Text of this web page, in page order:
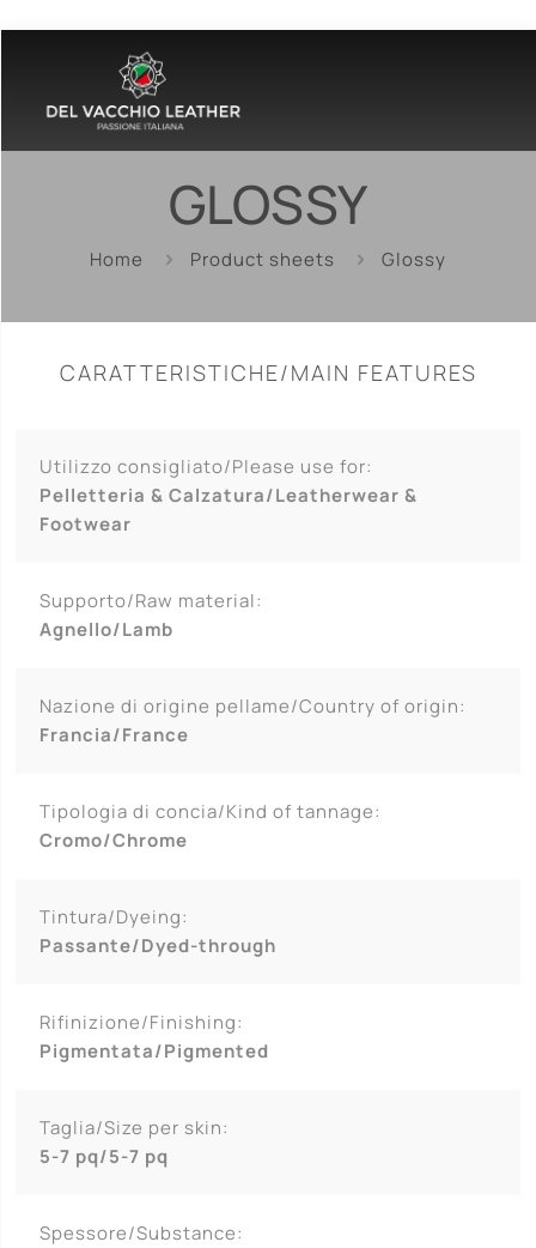
GLOSSY
Home Product sheets Glossy
CARATTERISTICHE/MAIN FEATURES
Utilizzo consigliato/Please use for:
Pelletteria & Calzatura/Leatherwear &
Footwear
Supporto/Raw material:
Agnello/Lamb
Nazione di origine pellame/Country of origin:
Francia/France
Tipologia di concia/Kind of tannage:
Cromo/Chrome
Tintura/Dyeing:
Passante/Dyed-through
Rifinizione/Finishing:
Pigmentata/Pigmented
Taglia/Size per skin:
5-7 pq/5-7 pq
Spessore/Substance: